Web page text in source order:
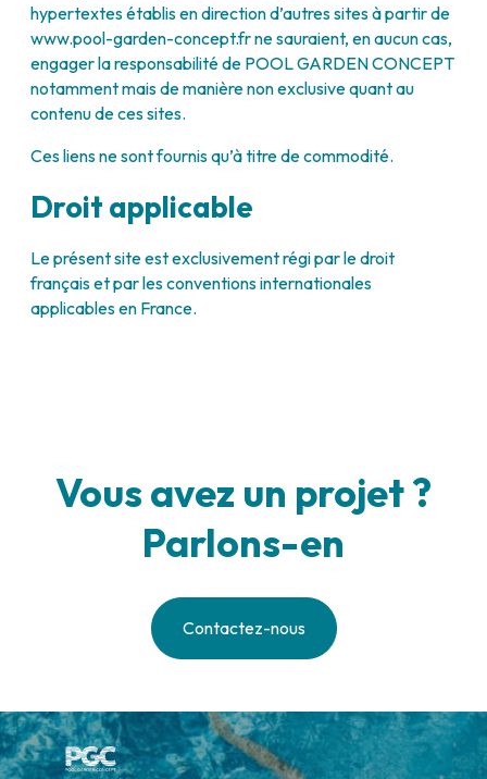
hypertextes établis en direction d’autres sites à partir de
www.pool-garden-concept.fr ne sauraient, en aucun cas,
engager la responsabilité de POOL GARDEN CONCEPT
notamment mais de manière non exclusive quant au
contenu de ces sites.
Ces liens ne sont fournis qu’à titre de commodité.
Droit applicable
Le présent site est exclusivement régi par le droit
français et par les conventions internationales
applicables en France.
Vous avez un projet ?
Parlons-en
Contactez-nous